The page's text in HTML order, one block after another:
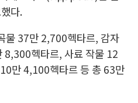
다.
물 37만 2,700헥타르, 감자
헥타르, 사료 작물 12
만 4,100헥타르 등 총 63만